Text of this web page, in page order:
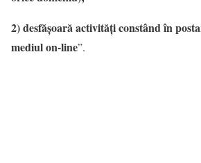
2) desfășoară activități constând în
mediul on-line”.